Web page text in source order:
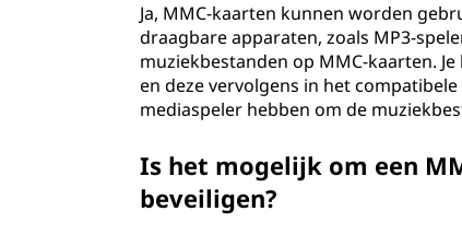
Ja, MMC-kaarten kunnen worden
draagbare apparaten, zoals MP3-
muziekbestanden op MMC-kaarten.
en deze vervolgens in het
mediaspeler hebben om de
Is het mogelijk om een
beveiligen?